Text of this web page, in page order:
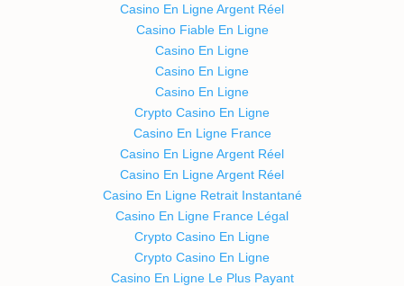
Casino En Ligne Argent Réel
Casino Fiable En Ligne
Casino En Ligne
Casino En Ligne
Casino En Ligne
Crypto Casino En Ligne
Casino En Ligne France
Casino En Ligne Argent Réel
Casino En Ligne Argent Réel
Casino En Ligne Retrait Instantané
Casino En Ligne France Légal
Crypto Casino En Ligne
Crypto Casino En Ligne
Casino En Ligne Le Plus Payant